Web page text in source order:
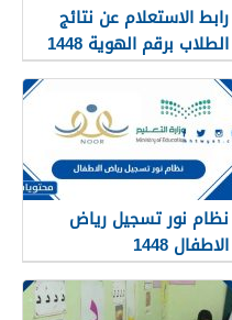
رابط الاستعلام عن نتائج
الطلاب برقم الهوية 1448
عبر نظام نور
noor.moe.gov.sa
نظام نور تسجيل رياض
الاطفال 1448